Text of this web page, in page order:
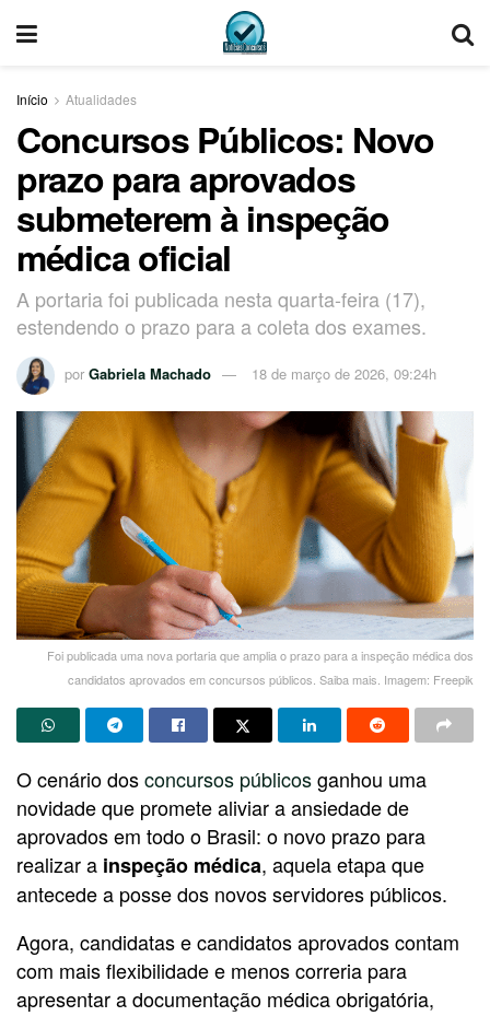
Início Atualidades
Concursos Públicos: Novo
prazo para aprovados
submeterem à inspeção
médica oficial
A portaria foi publicada nesta quarta-feira (17),
estendendo o prazo para a coleta dos exames.
por Gabriela Machado 18 de março de 2026, 09:24h
Foi publicada uma nova portaria que amplia o prazo para a inspeção médica dos
candidatos aprovados em concursos públicos. Saiba mais. Imagem: Freepik
O cenário dosconcursos públicosganhou uma
novidade que promete aliviar a ansiedade de
aprovados em todo o Brasil: o novo prazo para
realizar a inspeção médica, aquela etapa que
antecede a posse dos novos servidores públicos.
Agora, candidatas e candidatos aprovados contam
com mais flexibilidade e menos correria para
apresentar a documentação médica obrigatória,